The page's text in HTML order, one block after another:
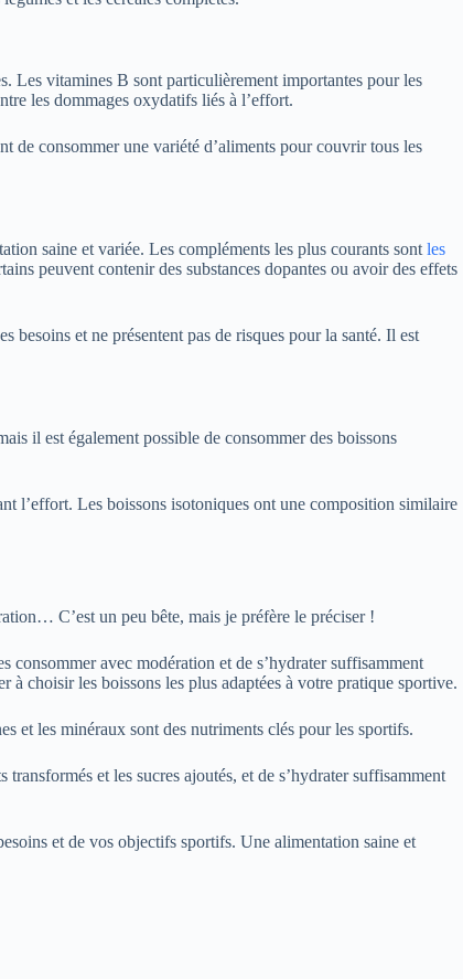
Les vitamines B sont particulièrement importantes pour les
les dommages oxydatifs liés à l’effort.
de consommer une variété d’aliments pour couvrir tous les
saine et variée. Les compléments les plus courants sont les
peuvent contenir des substances dopantes ou avoir des effets
besoins et ne présentent pas de risques pour la santé. Il est
il est également possible de consommer des boissons
l’effort. Les boissons isotoniques ont une composition similaire
C’est un peu bête, mais je préfère le préciser !
consommer avec modération et de s’hydrater suffisamment
à choisir les boissons les plus adaptées à votre pratique sportive.
et les minéraux sont des nutriments clés pour les sportifs.
et les sucres ajoutés, et de s’hydrater suffisamment
et de vos objectifs sportifs. Une alimentation saine et